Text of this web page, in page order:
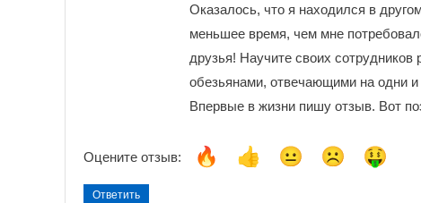
Оказалось, что я находился в
меньшее время, чем мне
друзья! Научите своих
обезьянами, отвечающими на одни и
Впервые в жизни пишу отзыв. Вот
Оцените отзыв:
Ответить